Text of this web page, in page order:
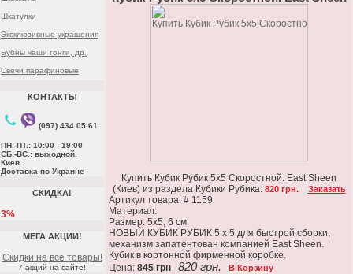
Шкатулки
Эксклюзивные украшения
Бубны чаши гонги, др.
Свечи парафиновые
КОНТАКТЫ
(097) 434 05 61
ПН.-ПТ.: 10:00 - 19:00
СБ.-ВС.: выходной.
Киев.
Доставка по Украине
СКИДКА!
3%
МЕГА АКЦИИ!
Скидки на все товары!
7 акций на сайте!
Купить Кубик Рубик 5х5 Скоростной. East Sheen
(Киев) из раздела Кубики Рубика: 820 грн. Заказать
Артикул товара: # 1159
Материал:
Размер: 5x5, 6 см.
НОВЫЙ КУБИК РУБИК 5 х 5 для быстрой сборки,
механизм запатентован компанией East Sheen.
Кубик в кортонной фирменной коробке.
Цена: 845 грн 820 грн. В Корзину